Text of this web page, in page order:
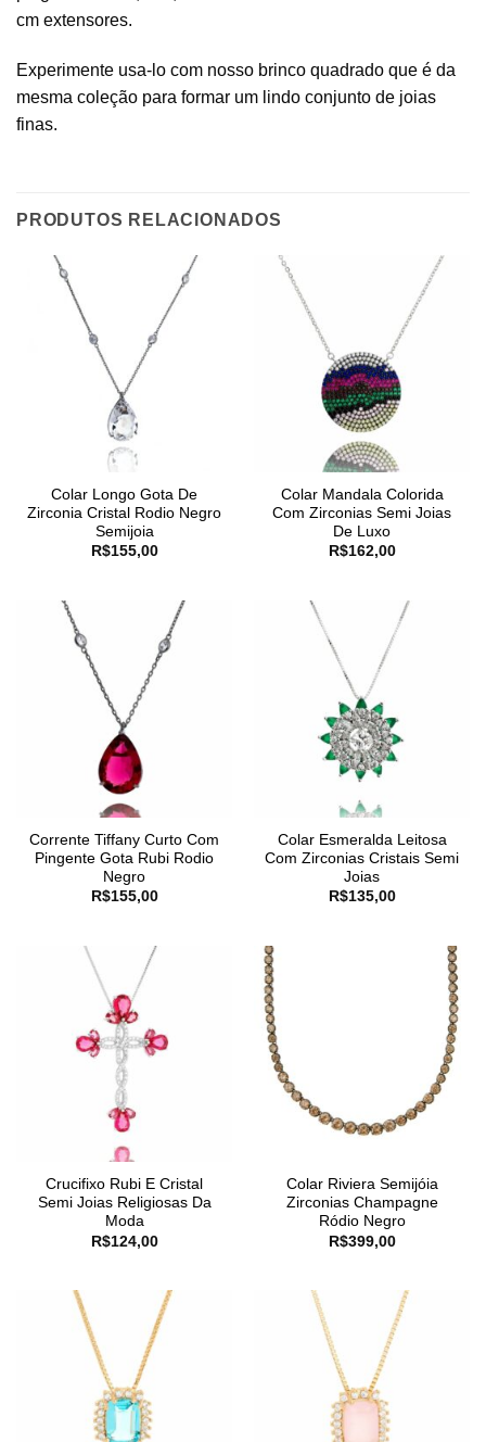
cm extensores.
Experimente usa-lo com nosso brinco quadrado que é da
mesma coleção para formar um lindo conjunto de joias
finas.
PRODUTOS RELACIONADOS
Colar Longo Gota De
Zirconia Cristal Rodio Negro
Semijoia
R$155,00
Colar Mandala Colorida
Com Zirconias Semi Joias
De Luxo
R$162,00
Corrente Tiffany Curto Com
Pingente Gota Rubi Rodio
Negro
R$155,00
Colar Esmeralda Leitosa
Com Zirconias Cristais Semi
Joias
R$135,00
Crucifixo Rubi E Cristal
Semi Joias Religiosas Da
Moda
R$124,00
Colar Riviera Semijóia
Zirconias Champagne
Ródio Negro
R$399,00